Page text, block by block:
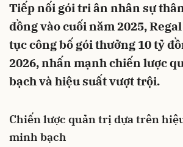
Tiếp nối gói tri ân nhân sự
đồng vào cuối năm 2025,
tục công bố gói thưởng 10 tỷ
2026, nhấn mạnh chiến lược
bạch và hiệu suất vượt trội.
Chiến lược quản trị dựa trên
minh bạch